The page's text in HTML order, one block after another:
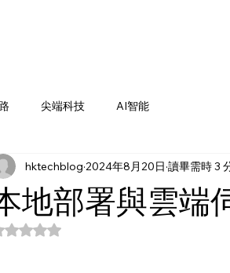
尖端科技 AI智能
地部署與雲端
hktechblog 2024年8月20日 讀畢需時 3
評等為 NaN（最高為 5 顆星）。